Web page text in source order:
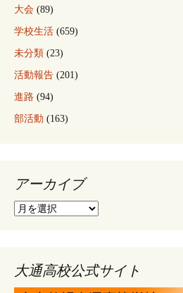
大会 (89)
学校生活 (659)
未分類 (23)
活動報告 (201)
進路 (94)
部活動 (163)
アーカイブ
ア
ブ
大通高校公式サイト